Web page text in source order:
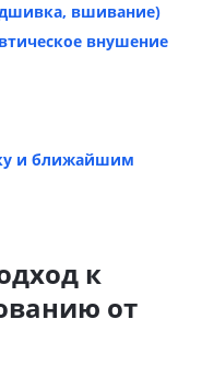
вшивание)
внушение
и ближайшим
к
от